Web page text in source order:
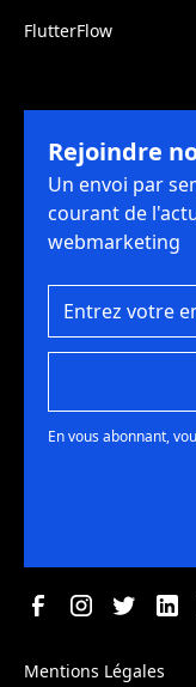
FlutterFlow
Rejoindre
Un envoi par
courant de
webmarketing
En vous abonnant,
Mentions Légales